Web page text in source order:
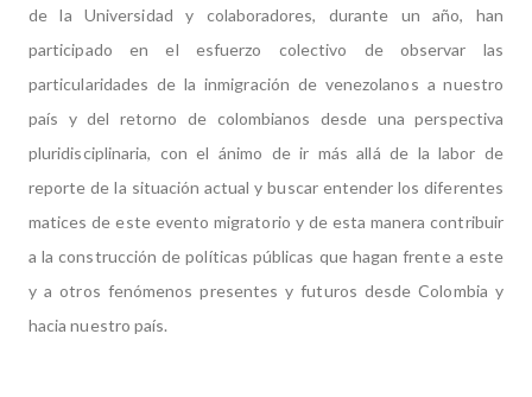
de la Universidad y colaboradores, durante un año, han
participado en el esfuerzo colectivo de observar las
particularidades de la inmigración de venezolanos a nuestro
país y del retorno de colombianos desde una perspectiva
pluridisciplinaria, con el ánimo de ir más allá de la labor de
reporte de la situación actual y buscar entender los diferentes
matices de este evento migratorio y de esta manera contribuir
a la construcción de políticas públicas que hagan frente a este
y a otros fenómenos presentes y futuros desde Colombia y
hacia nuestro país.